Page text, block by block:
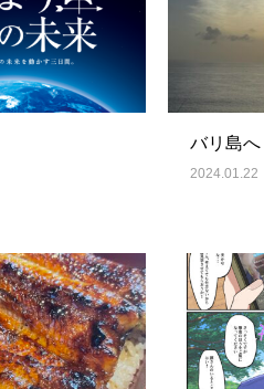
バリ島へ
2024.01.22